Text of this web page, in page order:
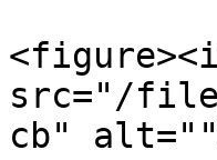
src="/files/
cb"